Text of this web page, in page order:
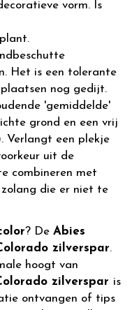
vorm. Is
Het is een tolerante
nog gedijt.
'gemiddelde'
grond en een vrij
Verlangt een plekje
uit de
combineren met
die er niet te
? De Abies
zilverspar.
hoogt van
zilverspar is
ontvangen of tips